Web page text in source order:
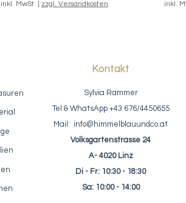
inkl. MwSt. zzgl. Versandkosten inkl.
Schnellansicht
/ ReDesign - Glass
Gel - Glasperlen Paste
Kontakt
Sylvia Rammer
Tel & WhatsApp +43 676/4450655
Mail: info@himmelblauundco.at
Volksgartenstrasse 24
A- 4020 Linz
Di - Fr: 10:30 - 18:30
Sa: 10:00 - 14:00